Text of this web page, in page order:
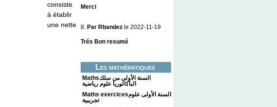
Merci
8. Par Rbandez le 2022-11-19
Trés Bon resumé
Les mathématiques
Mathsالسنة الأولى من سلك
الباكالوريا علوم رياضية
Maths exercicesالسنة الأولى علوم
تجريبية
consiste
à établir
une nette